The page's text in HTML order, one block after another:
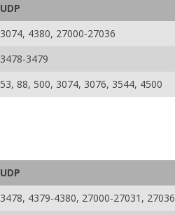
UDP
3074, 4380, 27000-27036
3478-3479
53, 88, 500, 3074, 3076, 3544, 4500
UDP
3478, 4379-4380, 27000-27031, 27036